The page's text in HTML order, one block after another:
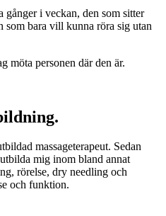
gånger i veckan, den som sitter
som bara vill kunna röra sig utan
möta personen där den är.
massageterapeut. Sedan
mig inom bland annat
rörelse, dry needling och
och funktion.